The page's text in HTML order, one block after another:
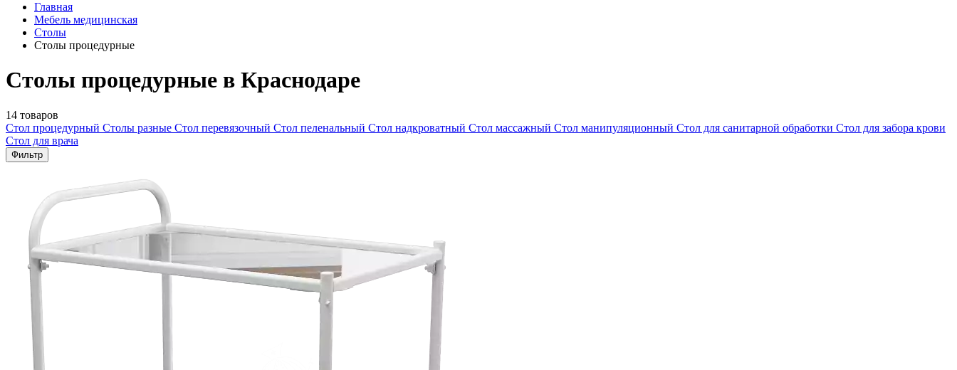
Главная
Мебель медицинская
Столы
Столы процедурные
Столы процедурные в Краснодаре
14 товаров
Стол процедурный Столы разные Стол перевязочный Стол пеленальный Стол надкроватный Стол массажный Стол манипуляционный Стол для санитарной обработки Стол для забора крови
Стол для врача
Фильтр